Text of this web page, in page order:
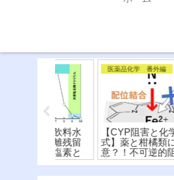
医薬品化学 番外編
【CYP阻害と化学構造
式】薬と柑橘類に注
意？！不可逆的阻害の
メカニズムを解説！